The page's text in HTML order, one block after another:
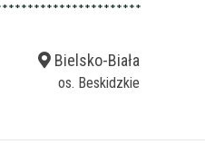
Bielsko-Biała
os. Beskidzkie